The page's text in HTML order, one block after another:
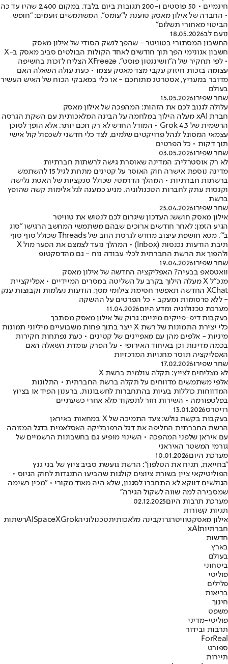
חינמיים • 50 פוסטים ו-200 תגובות ביום בלבד, במקום 2,400 שהיו עד כה
• החברה של אילון מאסק טוענת ל"עומס", המשתמשים זועמים: "חופש
הביטוי מאחורי תשלום"
נועם לב18.05.2026
החשבון המסתורי בטוויטר - שהפך לנשק הסודי של אילון מאסק
חשבון אנונימי הפך תוך חודשים לאחד הקולות הבולטים סביב מאסק ב-X
• לפי תחקיר של ה"וושינגטון פוסט", XFreeze הצליח לזכות בחשיפה
עצומה בזכות חיזוק עקבי מצד מאסק עצמו • כעת עולה השאלה האם
מדובר במעריץ, אסטרטג מתוחכם - או כלי במאבקי הכוח של האיש העשיר
בעולם
שחר שפירו15.05.2026
עלולה לגנוב לכם את הזהות: המהפכה של אילון מאסק
חברת xAI מעלה הילוך במלחמה על הבינה המלאכותית עם השקת הגרסה
הרשמית של Grok 4.3 • המודל החדש לא רק חכם יותר, אלא הופך לסוכן
עצמאי המסוגל לנהל פרויקטים שלמים, לצד כלי חדשני לשכפול קול אישי
תוך דקות • כל הפרטים
שחר שפירו03.05.2026
לא רק אוסטרליה: המדינה שאוסרת גישה לרשתות חברתיות
מדינה נוספת אישרה חוק האוסר על קטינים מתחת לגיל 15 להשתמש
ברשתות חברתיות • המהלך הדרמטי, שכולל סנקציות של האטת גלישה
וקנסות עתק לחברות הטכנולוגיה, מגיע כמענה לגל אלימות קשה שהופץ
ברשת
שחר שפירו23.04.2026
אילון מאסק חושש: העדכון שיגרום לכם לנטוש את טוויטר
הגיע הזמן: לאחר חודשים ארוכים שבהם משתמשי המחשב הרגישו "סוג
ב'", מטא חושפת עיצוב מחדש לגרסת הווב של Threads שכולל סוף סוף
תיבת הודעות נכנסות (Inbox) • המהלך נועד לצמצם את הפער מול X
ולהפוך את הרשת החברתית לכלי עבודה נוח - גם מהדסקטופ
שחר שפירו19.04.2026
וואטסאפ בבעיה? האפליקציה החדשה של אילון מאסק
מנכ"ל X מעלה הילוך בקרב על השליטה במסרים המיידיים • אפליקציית
XChat החדשה תאפשר חסימת צילומי מסך, הודעות נעלמות וקבוצות ענק
- ללא פרסומות ומעקב • כל הפרטים על ההשקה
מערכת טכנולוגיה ומדע היום11.04.2026
בעקבות דיפ-פייקים מיניים: גרוק של אילון מאסק מסתבך
כלי יצירת התמונות של רשת X ייצר בתוך פחות משבועיים מיליוני תמונות
מיניות - אלפים מהן עם מאפיינים של קטינים • כעת נפתחות חקירות
בכמה מדינות וכן באיחוד האירופי • על הפרק עומדת השאלה האם
האפליקציה תוסר מחנויות המרכזיות
שחר שפירו17.02.2026
לא מצליחים לצייץ: תקלה עולמית ברשת X
אלפי משתמשים מדווחים על תקלה ברשת החברתית • התלונות
המדווחות כוללות בעיות בהתחברות לחשבונות, ברענון הפיד או בציוץ
בפלטפורמה • השירות חזר לתפקוד מלא אחרי כשעתיים
רויטרס13.01.2026
בעקבות בקשת גולש: צעד התמיכה של X במחאות באיראן
הרשת החברתית החליפה את דגל הרפובליקה האסלאמית בדגל המזוהה
עם איראן שלפני המהפכה • השינוי מופיע גם בחשבונות הרשמיים של
גורמי המשטר האיראני
מערכת היום10.01.2026
"בחייאת, תניח את הטלפון": הרשת גועשת סביב ציוץ של בני גנץ
הפוליטיקאי ציין בשורת ציוצים קולגות שהביעו התנגדות לחוק הגיוס •
הגולשים דווקא לא התחברו לסגנון, שלא היה מאוד מקורי • "מכין רשימה
שמסבירה למה שווה לשקול הגירה"
מערכת תרבות היום02.12.2025
תגיות קשורות
אילון מאסקטוויטרגרוקבינה מלאכותיתטכנולוגיה AI SpaceXGrok
רשתות
חברתיותxAI
חדשות
בארץ
בעולם
ביטחוני
פוליטי
פלילים
בריאות
חינוך
משפט
פוליטי-מדיני
תרבות ובידור
ForReal
ספורט
תיירות